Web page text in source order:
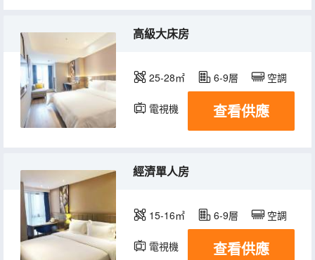
高級大床房
25-28㎡ 6-9層 空調
電視機 查看供應
經濟單人房
15-16㎡ 6-9層 空調
電視機 查看供應